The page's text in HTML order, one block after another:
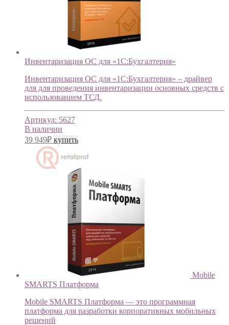
Инвентаризация ОС для «1С:Бухгалтерия»
Инвентаризация ОС для «1С:Бухгалтерия» – драйвер
для для проведения инвентаризации основных средств с
использованием ТСД.
Артикул: 5627
В наличии
39 949₽ купить
Mobile
SMARTS Платформа
Mobile SMARTS Платформа — это программная
платформа для разработки корпоративных мобильных
решений